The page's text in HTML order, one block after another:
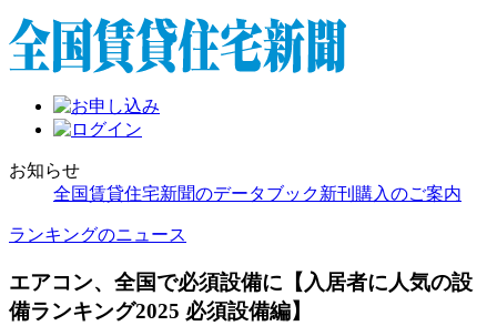
お知らせ
全国賃貸住宅新聞のデータブック新刊購入のご案内
ランキングのニュース
エアコン、全国で必須設備に【入居者に人気の設
備ランキング2025 必須設備編】